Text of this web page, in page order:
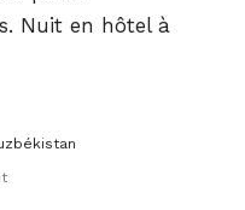
Nuit en hôtel à